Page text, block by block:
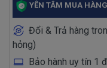
YÊN TÂM MUA HÀNG
Đổi & Trả hàng
hỏng)
Bảo hành uy tín 1